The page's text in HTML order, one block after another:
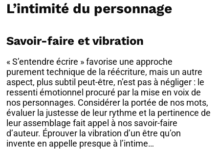
L’intimité du personnage
Savoir-faire et vibration
« S’entendre écrire » favorise une approche
purement technique de la réécriture, mais un autre
aspect, plus subtil peut-être, n’est pas à négliger : le
ressenti émotionnel procuré par la mise en voix de
nos personnages. Considérer la portée de nos mots,
évaluer la justesse de leur rythme et la pertinence de
leur assemblage fait appel à nos savoir-faire
d’auteur. Éprouver la vibration d’un être qu’on
invente en appelle presque à l’intime…